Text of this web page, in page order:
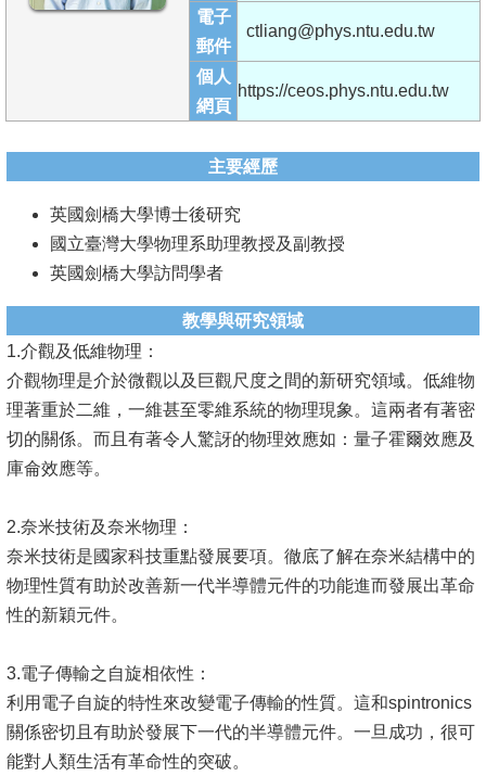
及
課
程
生
事
務
系
會
徵
才
關
研
究
單
電子
郵件
ctliang@phys.ntu.edu.tw
個人
網頁
https://ceos.phys.ntu.edu.tw
主要經歷
英國劍橋大學博士後研究
國立臺灣大學物理系助理教授及副教授
英國劍橋大學訪問學者
教學與研究領域
1.介觀及低維物理：
介觀物理是介於微觀以及巨觀尺度之間的新研究領域。低維物
理著重於二維，一維甚至零維系統的物理現象。這兩者有著密
切的關係。而且有著令人驚訝的物理效應如：量子霍爾效應及
庫侖效應等。
2.奈米技術及奈米物理：
奈米技術是國家科技重點發展要項。徹底了解在奈米結構中的
物理性質有助於改善新一代半導體元件的功能進而發展出革命
性的新穎元件。
3.電子傳輸之自旋相依性：
利用電子自旋的特性來改變電子傳輸的性質。這和spintronics
關係密切且有助於發展下一代的半導體元件。一旦成功，很可
能對人類生活有革命性的突破。